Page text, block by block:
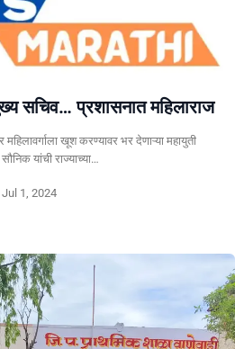
सचिव… प्रशासनात महिलाराज
महिलावर्गाला खूश करण्यावर भर देणाऱ्या महायुती
यांची राज्याच्या…
Jul 1, 2024